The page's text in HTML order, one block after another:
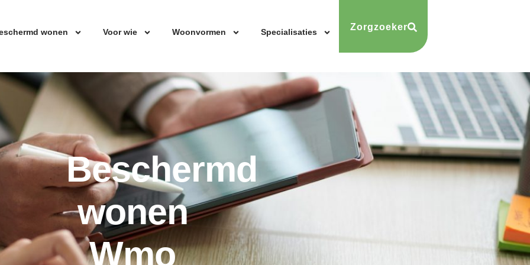
wonen Voor wie Woonvormen Specialisaties Zorgzoeker
Beschermd
wonen
Wmo